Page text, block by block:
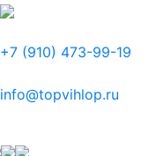
+7 (910) 473-99-19
info@topvihlop.ru